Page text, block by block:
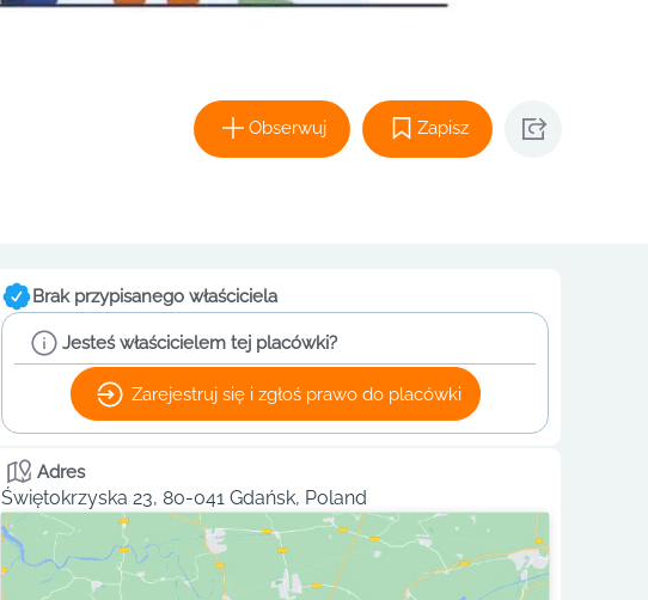
Obserwuj Zapisz
Brak przypisanego właściciela
Jesteś właścicielem tej placówki?
Zarejestruj się i zgłoś prawo do placówki
Adres
Świętokrzyska 23, 80-041 Gdańsk, Poland